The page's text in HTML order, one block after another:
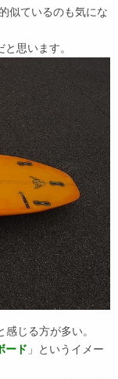
似ているのも気にな
思います。
感じる方が多い。
ード 」というイメー